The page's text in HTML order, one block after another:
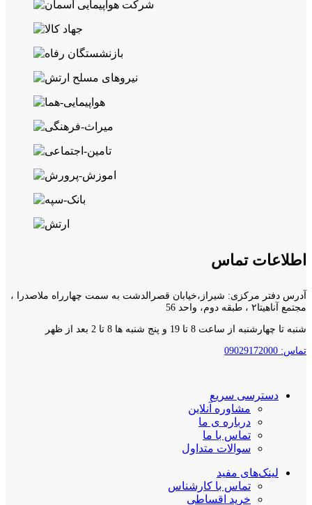
اطلاعات تماس
آدرس دفتر مرکزی: شیراز،خیابان قصرالدشت به سمت چهارراه ملاصدرا ،
مجتمع آناهیتا۲ ، طبقه دوم، واحد 56
شنبه تا چهارشنبه از ساعت 8 تا 19 و پنج شنبه ها 8 تا 2 بعد از ظهر
تماس: 09029172000
دسترسی سریع
مشاوره آنلاین
درباره ی ما
تماس با ما
سوالات متداول
لینک‌های مفید
تماس با کارشناس
خرید اقساطی